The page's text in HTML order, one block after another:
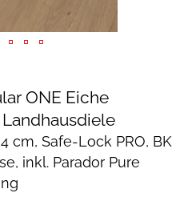
ONE Eiche
cm, Safe-Lock PRO, BK
inkl. Parador Pure